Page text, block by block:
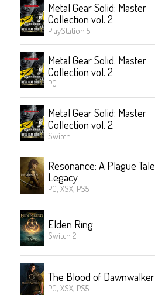
Metal Gear Solid: Master
Collection vol. 2
PlayStation 5
Metal Gear Solid: Master
Collection vol. 2
PC
Metal Gear Solid: Master
Collection vol. 2
Switch
Resonance: A Plague Tale
Legacy
PC, XSX, PS5
Elden Ring
Switch 2
The Blood of Dawnwalker
PC, XSX, PS5